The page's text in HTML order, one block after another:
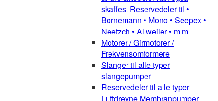
skaffes. Reservedeler til •
Bornemann • Mono • Seepex •
Neetzch • Allweiler • m.m.
Motorer / Girmotorer /
Frekvensomformere
Slanger til alle typer
slangepumper
Reservedeler til alle typer
Luftdrevne Membranpumper